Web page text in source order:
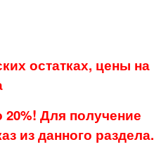
остатках, цены на
Для получение
из данного раздела.